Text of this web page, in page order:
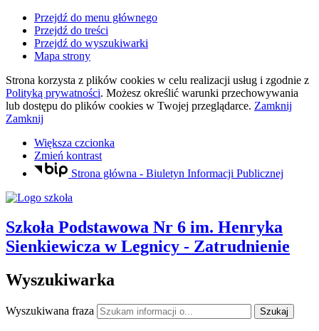
Przejdź do menu głównego
Przejdź do treści
Przejdź do wyszukiwarki
Mapa strony
Strona korzysta z plików cookies w celu realizacji usług i zgodnie z
Polityką prywatności. Możesz określić warunki przechowywania
lub dostępu do plików cookies w Twojej przeglądarce. Zamknij
Zamknij
Większa czcionka
Zmień kontrast
Strona główna - Biuletyn Informacji Publicznej
Szkoła Podstawowa Nr 6 im. Henryka
Sienkiewicza w Legnicy - Zatrudnienie
Wyszukiwarka
Wyszukiwana fraza Szukaj